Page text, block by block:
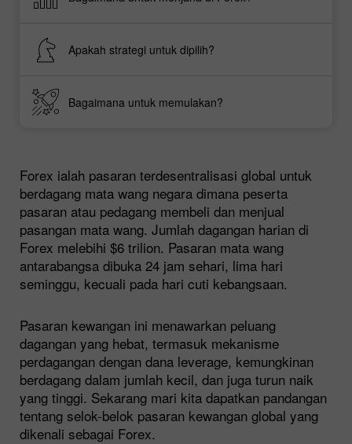
Apakah strategi untuk dipilih?
Bagaimana untuk memulakan?
Forex ialah pasaran terdesentralisasi global untuk
berdagang mata wang negara dimana peserta
pasaran atau pedagang membeli dan menjual
pasangan mata wang. Jumlah dagangan harian di
Forex melebihi $6 trilion. Pasaran mata wang
antarabangsa dibuka 24 jam sehari, lima hari
seminggu, kecuali pada hari cuti kebangsaan.
Pasaran kewangan ini menawarkan peluang
dagangan yang hebat, termasuk mekanisme
perdagangan dengan dana leverage, kemungkinan
berdagang dalam jumlah kecil, dan juga turun naik
yang tinggi. Sekarang mari kita dapatkan pandangan
tentang selok-belok pasaran kewangan global yang
dikenali sebagai Forex.